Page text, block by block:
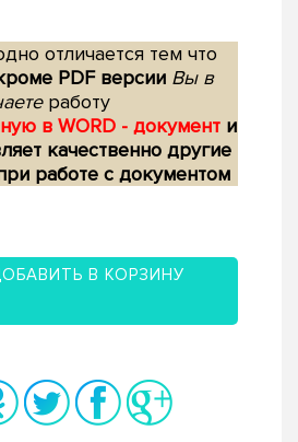
отличается тем что
PDF версии Вы в
работу
в WORD - документ и
качественно другие
работе с документом
В КОРЗИНУ